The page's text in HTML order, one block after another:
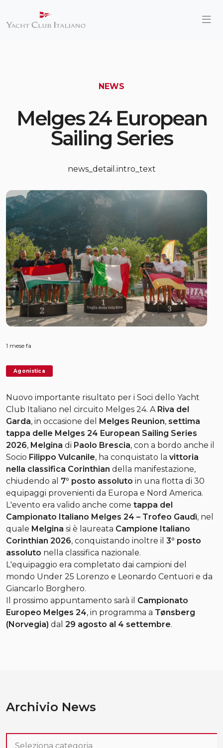
NEWS
Melges 24 European
Sailing Series
news_detail.intro_text
1 mese fa
Agonistica
Nuovo importante risultato per i Soci dello Yacht
Club Italiano nel circuito Melges 24. A Riva del
Garda, in occasione del Melges Reunion, settima
tappa delle Melges 24 European Sailing Series
2026, Melgina di Paolo Brescia, con a bordo anche il
Socio Filippo Vulcanile, ha conquistato la vittoria
nella classifica Corinthian della manifestazione,
chiudendo al 7° posto assoluto in una flotta di 30
equipaggi provenienti da Europa e Nord America.
L'evento era valido anche come tappa del
Campionato Italiano Melges 24 – Trofeo Gaudì, nel
quale Melgina si è laureata Campione Italiano
Corinthian 2026, conquistando inoltre il 3° posto
assoluto nella classifica nazionale.
L'equipaggio era completato dai campioni del
mondo Under 25 Lorenzo e Leonardo Centuori e da
Giancarlo Borghero.
Il prossimo appuntamento sarà il Campionato
Europeo Melges 24, in programma a Tønsberg
(Norvegia) dal 29 agosto al 4 settembre.
Archivio News